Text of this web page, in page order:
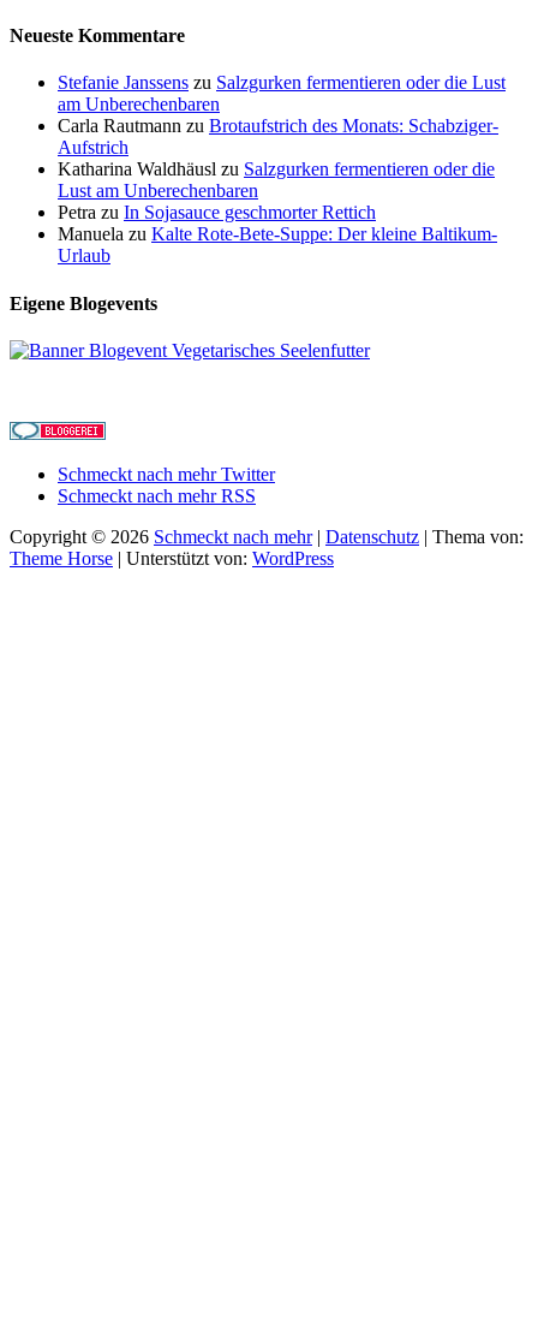
Neueste Kommentare
Stefanie Janssens zu Salzgurken fermentieren oder die Lust
am Unberechenbaren
Carla Rautmann zu Brotaufstrich des Monats: Schabziger-
Aufstrich
Katharina Waldhäusl zu Salzgurken fermentieren oder die
Lust am Unberechenbaren
Petra zu In Sojasauce geschmorter Rettich
Manuela zu Kalte Rote-Bete-Suppe: Der kleine Baltikum-
Urlaub
Eigene Blogevents
Schmeckt nach mehr Twitter
Schmeckt nach mehr RSS
Copyright © 2026 Schmeckt nach mehr| Datenschutz | Thema von:
Theme Horse | Unterstützt von: WordPress